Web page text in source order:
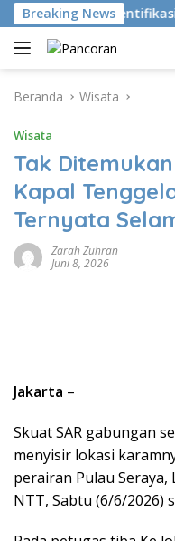
Langsung
ke
konten
Breaking News
KKI Identifikasi 10
Beranda Wisata
Wisata
Tak
Kapal
Ternyata
Zarah Zuhran
Juni 8, 2026
Jakarta –
Skuat SAR gabungan
menyisir lokasi
perairan Pulau
NTT, Sabtu (6/6/2026)